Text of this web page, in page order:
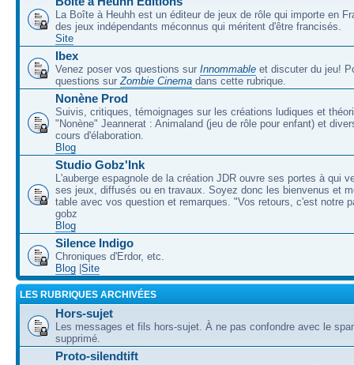
La Boîte à Heuhh est un éditeur de jeux de rôle qui importe en
des jeux indépendants méconnus qui méritent d'être francisés.
Site
Ibex
Venez poser vos questions sur Innommable et discuter du jeu!
questions surZombie Cinema dans cette rubrique.
Nonène Prod
Suivis, critiques, témoignages sur les créations ludiques et
"Nonène" Jeannerat : Animaland (jeu de rôle pour enfant) et
cours d'élaboration.
Blog
Studio Gobz'Ink
L'auberge espagnole de la création JDR ouvre ses portes à qui
ses jeux, diffusés ou en travaux. Soyez donc les bienvenus et
table avec vos question et remarques. "Vos retours, c'est notre
gobz
Blog
Silence Indigo
Chroniques d'Erdor, etc.
Blog Site
LES RUBRIQUES ARCHIVÉES
Hors-sujet
Les messages et fils hors-sujet. À ne pas confondre avec le
supprimé.
Proto-silendtift